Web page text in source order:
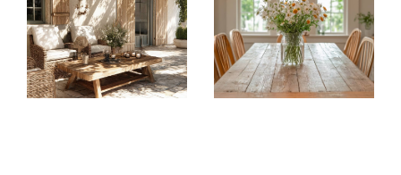
expérience et notre connaissance de la région nous
permettrons, sans nul doute, de vous aider à y
parvenir.